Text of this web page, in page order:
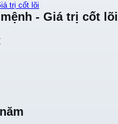
trị cốt lõi
- Giá trị cốt lõi